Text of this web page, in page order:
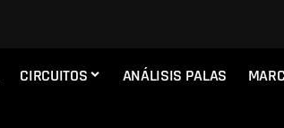
CIRCUITOS ANÁLISIS PALAS